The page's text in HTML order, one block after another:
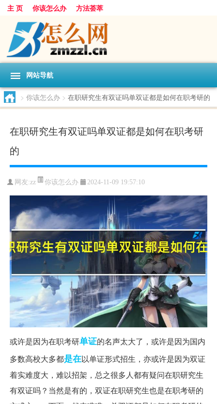
主 页 你该怎么办 方法荟萃
网站导航
> 你该怎么办 > 在职研究生有双证吗单双证都是如何在职考研的
在职研究生有双证吗单双证都是如何在职考研
的
网友:zz 你该怎么办 2024-11-09 19:57:10
或许是因为在职考研单证的名声太大了，或许是因为国内
多数高校大多都是在以单证形式招生，亦或许是因为双证
着实难度大，难以招架，总之很多人都有疑问在职研究生
有双证吗？当然是有的，双证在职研究生也是在职考研的